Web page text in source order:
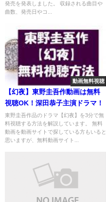
発売を発表しました。 収録される曲目や
曲数、発売日やコ...
動画無料視聴
【幻夜】東野圭吾作動画は無料
視聴OK！深田恭子主演ドラマ！
東野圭吾作品のドラマ【幻夜】を3分で無
料視聴する方法を解説しています。 無料
動画を動画サイトで探している方もいると
思いますが、無料動画サイト...